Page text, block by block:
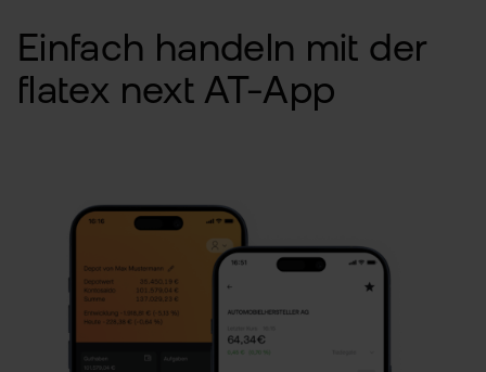
Einfach handeln mit der
flatex next AT-App